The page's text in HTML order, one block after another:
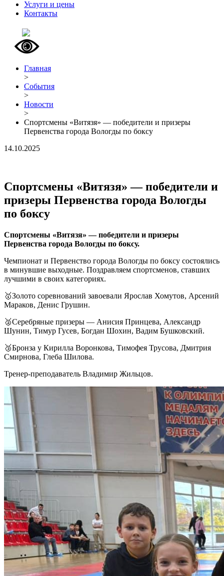
Услуги и цены
Контакты
Главная
>
События
>
Новости
>
Спортсмены «Витязя» — победители и призеры
Первенства города Вологды по боксу
14.10.2025
Спортсмены «Витязя» — победители и
призеры Первенства города Вологды
по боксу
Спортсмены «Витязя» — победители и призеры
Первенства города Вологды по боксу.
Чемпионат и Первенство города Вологды по боксу состоялись
в минувшие выходные. Поздравляем спортсменов, ставших
лучшими в своих категориях.
🥇Золото соревнований завоевали Ярослав Хомутов, Арсений
Мараков, Денис Грушин.
🥈Серебряные призеры — Анисия Принцева, Александр
Шунин, Тимур Гусев, Богдан Шохин, Вадим Бушковский.
🥉Бронза у Кирилла Воронкова, Тимофея Трусова, Дмитрия
Смирнова, Глеба Шилова.
Тренер-преподаватель Владимир Жильцов.